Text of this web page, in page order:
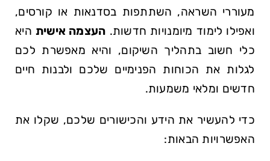
⁣מעוררי השראה, השתתפות ‌בסדנאות או⁢ קורסים,
ואפילו לימוד⁣ מיומנויות חדשות. העצמה אישית היא
כלי חשוב בתהליך השיקום, והיא מאפשרת לכם
⁣לגלות את הכוחות הפנימיים שלכם ולבנות חיים
חדשים ומלאי משמעות.
כדי להעשיר את הידע ‍והכישורים ⁢שלכם, שקלו⁣ את
‍האפשרויות הבאות: